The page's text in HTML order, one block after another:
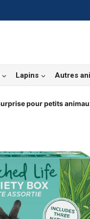
Lapins Autres
pour petits